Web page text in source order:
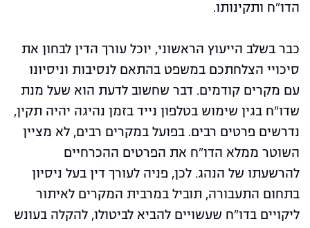
הדו"ח ותקינותו.
כבר בשלב הייעוץ הראשוני, יוכל עורך הדין לבחון את
סיכויי הצלחתכם במשפט בהתאם לנסיבות וניסיונו
עם מקרים קודמים. דבר שחשוב לדעת הוא שעל מנת
שדו"ח בגין שימוש בטלפון נייד בזמן נהיגה יהיה תקין,
נדרשים פרטים רבים. בפועל במקרים רבים, לא מציין
השוטר ממלא הדו"ח את הפרטים ההכרחיים
להרשעתו של הנהג. לכן, פניה לעורך דין בעל ניסיון
בתחום התעבורה, תוביל במרבית המקרים לאיתור
ליקויים בדו"ח שעשויים להביא לביטולו, להקלה בעונש